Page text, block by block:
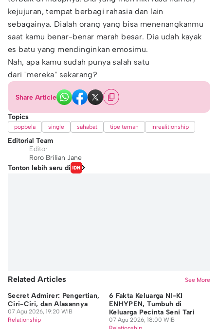
kejujuran, tempat berbagi rahasia dan lain
sebagainya. Dialah orang yang bisa menenangkanmu
saat kamu benar-benar marah besar. Dia udah kayak
es batu yang mendinginkan emosimu.
Nah, apa kamu sudah punya salah satu
dari "mereka" sekarang?
Share Article
Topics
popbela single sahabat tipe teman inrealitionship
Editorial Team
Editor
Roro Brilian Jane
Tonton lebih seru di
Related Articles See More
Secret Admirer: Pengertian,
Ciri-Ciri, dan Alasannya
07 Agu 2026, 19:20 WIB
Relationship
6 Fakta Keluarga NI-KI
ENHYPEN, Tumbuh di
Keluarga Pecinta Seni Tari
07 Agu 2026, 18:00 WIB